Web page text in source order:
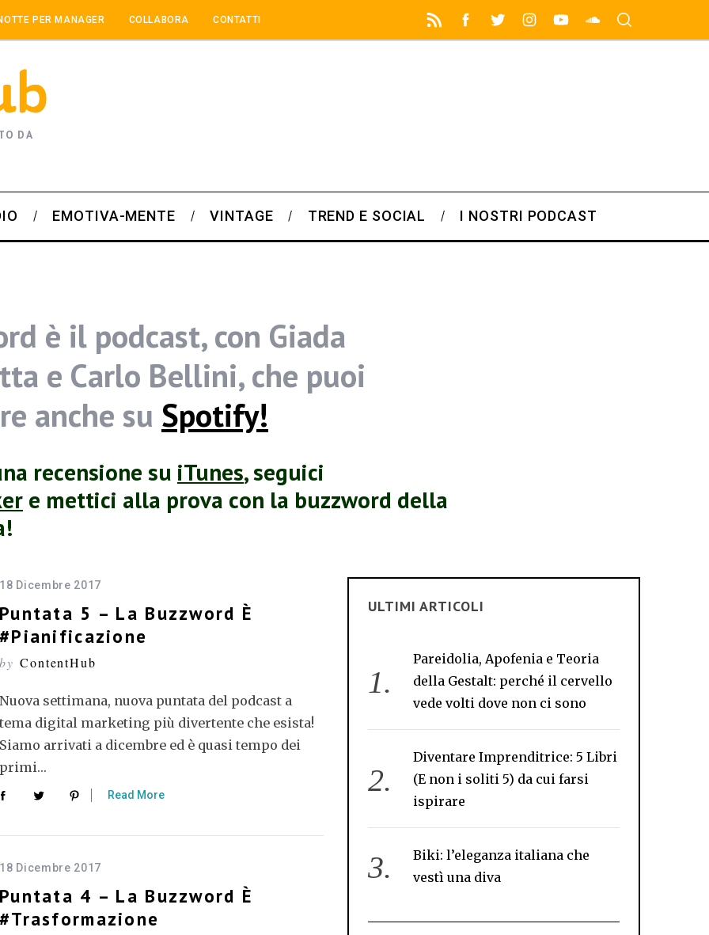
PER MANAGER COLLABORA CONTATTI
DA
EMOTIVA-MENTE VINTAGE TREND E SOCIAL I NOSTRI PODCAST
è il podcast, con Giada
e Carlo Bellini, che puoi
anche su Spotify!
recensione su iTunes, seguici
e mettici alla prova con la buzzword della
18 Dicembre 2017
Puntata 5 – La Buzzword È
#pianificazione
by ContentHub
Nuova settimana, nuova puntata del podcast a
tema digital marketing più divertente che esista!
Siamo arrivati a dicembre ed è quasi tempo dei
primi…
Read More
18 Dicembre 2017
Puntata 4 – La Buzzword È
#trasformazione
ULTIMI ARTICOLI
Pareidolia, Apofenia e Teoria
della Gestalt: perché il cervello
vede volti dove non ci sono
Diventare Imprenditrice: 5 Libri
(E non i soliti 5) da cui farsi
ispirare
Biki: l’eleganza italiana che
vestì una diva